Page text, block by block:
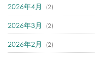
2026年4月 (2)
2026年3月 (2)
2026年2月 (2)